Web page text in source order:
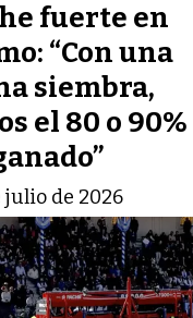
fuerte en
“Con una
siembra,
el 80 o 90%
julio de 2026